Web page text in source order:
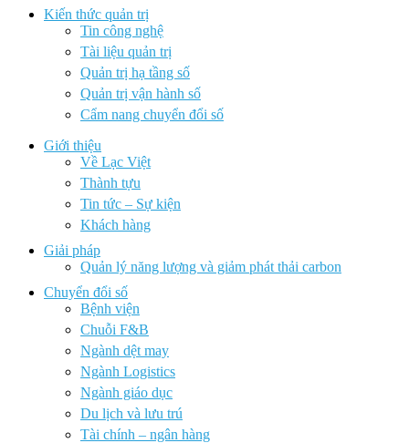
Kiến thức quản trị
Tin công nghệ
Tài liệu quản trị
Quản trị hạ tầng số
Quản trị vận hành số
Cẩm nang chuyển đổi số
Giới thiệu
Về Lạc Việt
Thành tựu
Tin tức – Sự kiện
Khách hàng
Giải pháp
Quản lý năng lượng và giảm phát thải carbon
Chuyển đổi số
Bệnh viện
Chuỗi F&B
Ngành dệt may
Ngành Logistics
Ngành giáo dục
Du lịch và lưu trú
Tài chính – ngân hàng